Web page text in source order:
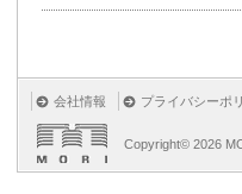
会社情報 プライバシーポ
Copyright© 2026